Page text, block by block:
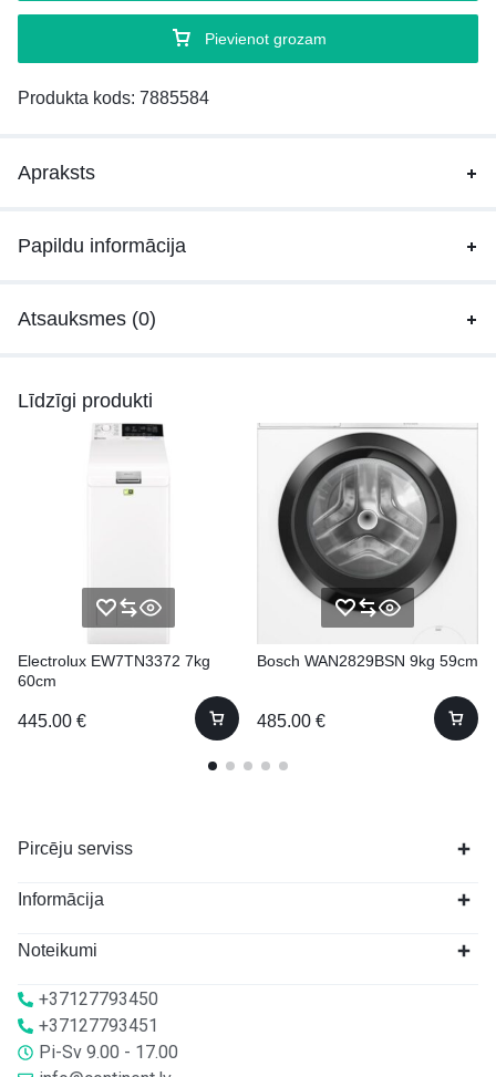
Pievienot grozam
Produkta kods: 7885584
Apraksts
Papildu informācija
Atsauksmes (0)
Līdzīgi produkti
Electrolux EW7TN3372 7kg
60cm
445.00 €
Bosch WAN2829BSN 9kg 59cm
485.00 €
Pircēju serviss
Informācija
Noteikumi
+37127793450
+37127793451
Pi-Sv 9.00 - 17.00